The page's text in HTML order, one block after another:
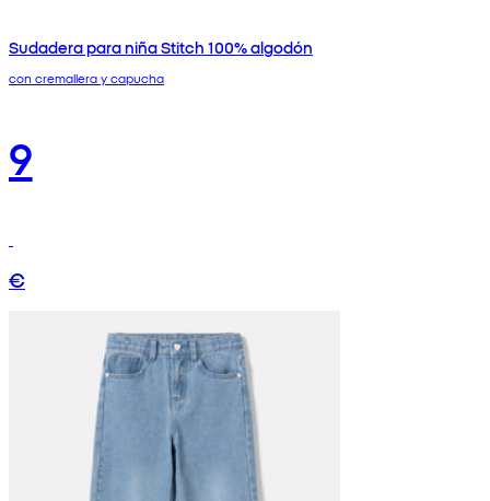
Sudadera para niña Stitch 100% algodón
con cremallera y capucha
9
€